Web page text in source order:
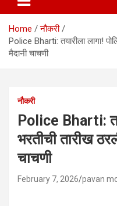
Home
नौकरी
Police Bharti: तयारीला लागा!
मैदानी चाचणी
नौकरी
Police Bharti:
भरतीची तारीख
चाचणी
February 7, 2026 pavan